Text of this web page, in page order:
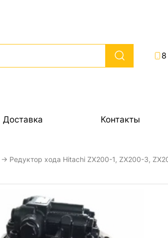
Доставка Контакты
→ Редуктор хода Hitachi ZX200-1, ZX200-3,